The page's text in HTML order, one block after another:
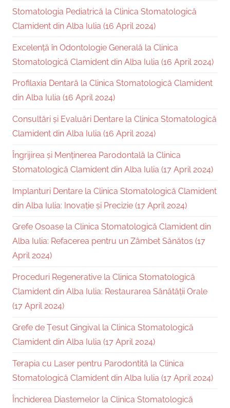
Stomatologia Pediatrică la Clinica Stomatologică
Clamident din Alba Iulia (16 April 2024)
Excelență în Odontologie Generală la Clinica
Stomatologică Clamident din Alba Iulia (16 April 2024)
Profilaxia Dentară la Clinica Stomatologică Clamident
din Alba Iulia (16 April 2024)
Consultări și Evaluări Dentare la Clinica Stomatologică
Clamident din Alba Iulia (16 April 2024)
Îngrijirea și Menținerea Parodontală la Clinica
Stomatologică Clamident din Alba Iulia (17 April 2024)
Implanturi Dentare la Clinica Stomatologică Clamident
din Alba Iulia: Inovație și Precizie (17 April 2024)
Grefe Osoase la Clinica Stomatologică Clamident din
Alba Iulia: Refacerea pentru un Zâmbet Sănătos (17
April 2024)
Proceduri Regenerative la Clinica Stomatologică
Clamident din Alba Iulia: Restaurarea Sănătății Orale
(17 April 2024)
Grefe de Țesut Gingival la Clinica Stomatologică
Clamident din Alba Iulia (17 April 2024)
Terapia cu Laser pentru Parodontită la Clinica
Stomatologică Clamident din Alba Iulia (17 April 2024)
Închiderea Diastemelor la Clinica Stomatologică